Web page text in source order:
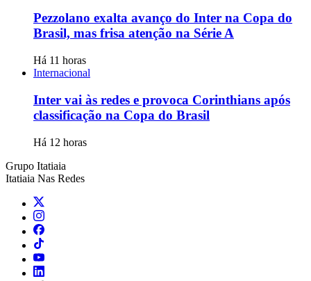
Pezzolano exalta avanço do Inter na Copa do
Brasil, mas frisa atenção na Série A
Há 11 horas
Internacional
Inter vai às redes e provoca Corinthians após
classificação na Copa do Brasil
Há 12 horas
Grupo Itatiaia
Itatiaia Nas Redes